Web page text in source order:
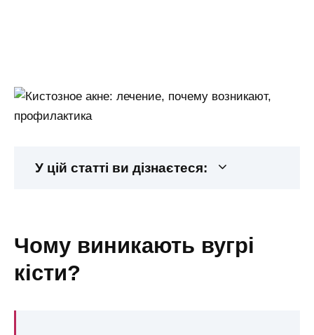
У цій статті ви дізнаєтеся:
чому виникають вугрі
кісти?